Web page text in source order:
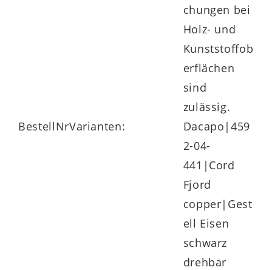
chungen bei
Holz- und
Kunststoffob
erflächen
sind
zulässig.
BestellNrVarianten:
Dacapo|459
2-04-
441|Cord
Fjord
copper|Gest
ell Eisen
schwarz
drehbar